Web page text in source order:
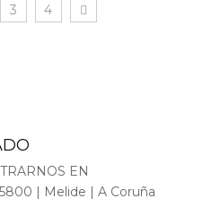
3 4
EN
| Melide | A Coruña